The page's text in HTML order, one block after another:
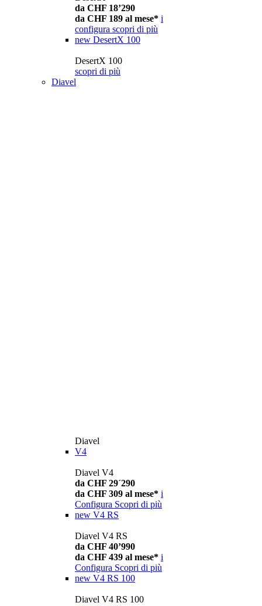
da CHF 18’290
da CHF 189 al mese* i
configura scopri di più
new DesertX 100
DesertX 100
scopri di più
Diavel
Diavel
V4
Diavel V4
da CHF 29´290
da CHF 309 al mese* i
Configura Scopri di più
new V4 RS
Diavel V4 RS
da CHF 40’990
da CHF 439 al mese* i
Configura Scopri di più
new V4 RS 100
Diavel V4 RS 100